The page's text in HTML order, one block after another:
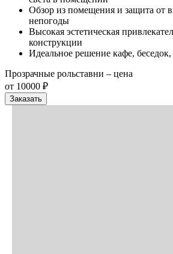
Обзор из помещения и защита от
непогоды
Высокая эстетическая
конструкции
Идеальное решение кафе, беседок,
Прозрачные рольставни – цена
от 10000 ₽
Заказать